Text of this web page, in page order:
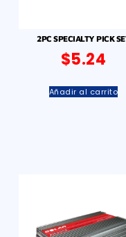
2PC SPECIALTY PICK
$5.24
Añadir al carrito